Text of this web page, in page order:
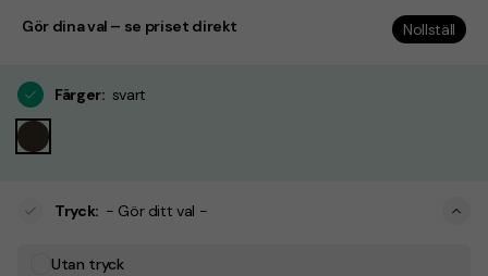
Gör dina val – se priset direkt Nollställ
Färger: svart
Tryck: - Gör ditt val -
Utan tryck